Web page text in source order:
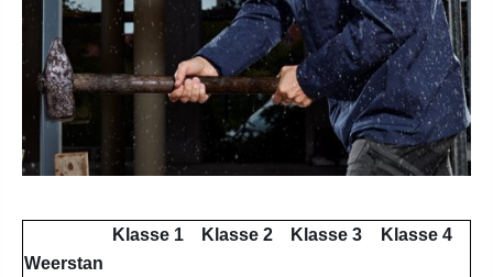
Klasse 1 Klasse 2 Klasse 3
Klasse 4
Weerstan